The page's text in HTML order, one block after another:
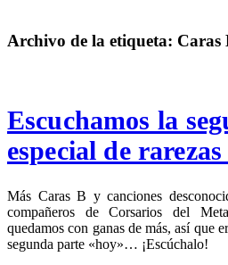
Archivo de la etiqueta: Caras
Escuchamos la
especial de
Más Caras B y canciones
compañeros de Corsarios del
quedamos con ganas de más, así que
segunda parte «hoy»… ¡Escúchalo!